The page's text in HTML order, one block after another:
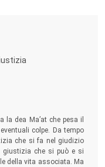
la dea Ma’at che pesa il
colpe. Da tempo
che si fa nel giudizio
giustizia che si può e si
della vita associata. Ma